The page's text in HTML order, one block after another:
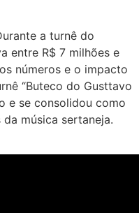
a turnê do
entre R$ 7 milhões e
números e o impacto
“Buteco do Gusttavo
e se consolidou como
música sertaneja.